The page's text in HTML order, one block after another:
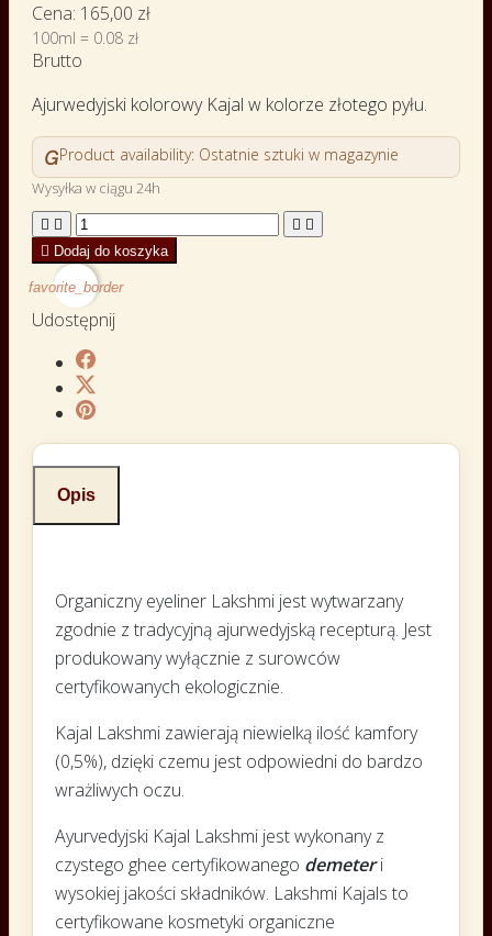
Cena: 165,00 zł
100ml = 0.08 zł
Brutto
Ajurwedyjski kolorowy Kajal w kolorze złotego pyłu.
Product availability: Ostatnie sztuki w magazynie
Wysyłka w ciągu 24h
   
 Dodaj do koszyka
favorite_border
Udostępnij
Opis
Organiczny eyeliner Lakshmi jest wytwarzany
zgodnie z tradycyjną ajurwedyjską recepturą. Jest
produkowany wyłącznie z surowców
certyfikowanych ekologicznie.
Kajal Lakshmi zawierają niewielką ilość kamfory
(0,5%), dzięki czemu jest odpowiedni do bardzo
wrażliwych oczu.
Ayurvedyjski Kajal Lakshmi jest wykonany z
czystego ghee certyfikowanego demeter i
wysokiej jakości składników. Lakshmi Kajals to
certyfikowane kosmetyki organiczne